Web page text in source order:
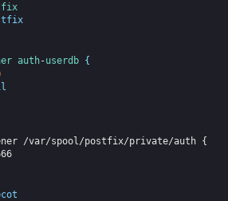
auth-userdb
{
/var/spool/postfix/private/auth {